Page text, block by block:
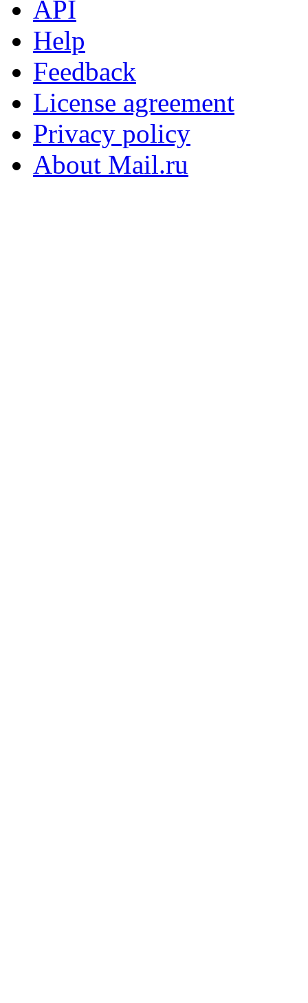
API
Help
Feedback
License agreement
Privacy policy
About Mail.ru